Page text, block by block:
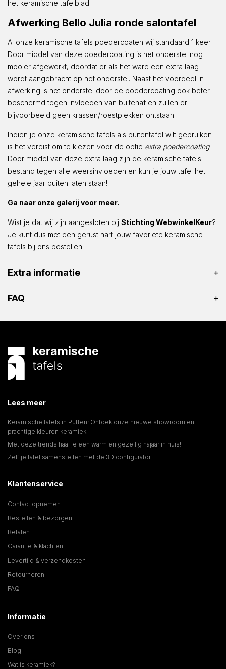
het keramische tafelblad.
Afwerking Bello Julia ronde salontafel
Al onze keramische tafels poedercoaten wij standaard 1 keer.
Door middel van deze poedercoating is het onderstel nog
mooier afgewerkt, doordat er als het ware een extra laag
wordt aangebracht op het onderstel. Naast het voordeel in
afwerking is het onderstel door de poedercoating ook beter
beschermd tegen invloeden van buitenaf en zullen er
bijvoorbeeld geen krassen/roestplekken ontstaan.
Indien je onze keramische tafels als buitentafel wilt gebruiken
is het vereist om te kiezen voor de optie extra poedercoating.
Door middel van deze extra laag zijn de keramische tafels
bestand tegen alle weersinvloeden en kun je jouw tafel het
gehele jaar buiten laten staan!
Ga naar onze galerij voor meer.
Wist je dat wij zijn aangesloten bij Stichting WebwinkelKeur?
Je kunt dus met een gerust hart jouw favoriete keramische
tafels bij ons bestellen.
Extra informatie
FAQ
Lees meer
Keramische tafels in Putten: Ontdek onze nieuwe showroom en
prachtige kleuren keramiek
Met deze trends haal je een warm en gezellig najaar in huis!
Zelf je tafel samenstellen met de 3D configurator
Klantenservice
Contact opnemen
Bestellen & bezorgen
Betalen
Garantie & klachten
Levertijd & verzendkosten
Retourneren
FAQ
Informatie
Over ons
Blog
Wat is keramiek?